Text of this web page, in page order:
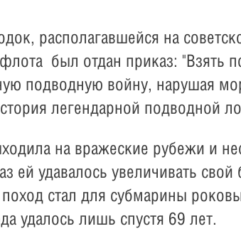
располагавшейся на
был отдан приказ: "Взять
подводную войну, нарушая
легендарной подводной
на вражеские рубежи и
удавалось увеличивать свой
стал для субмарины
удалось лишь спустя 69 лет.